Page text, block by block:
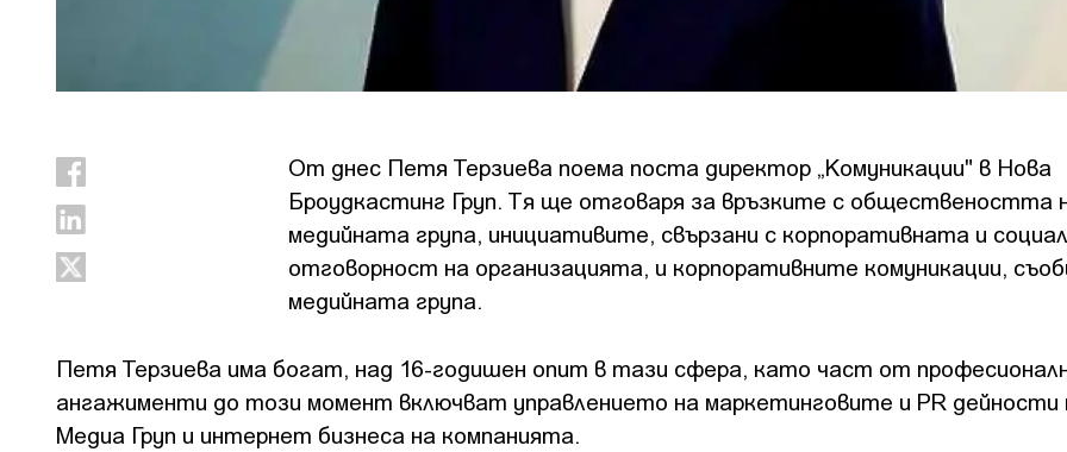
От днес Петя Терзиева поема поста директор „Комуникации" в Нова
Броудкастинг Груп. Tя ще отговаря за връзките с обществеността
медийната група, инициативите, свързани с корпоративната и
отговорност на организацията, и корпоративните комуникации,
медийната група.
Петя Терзиева има богат, над 16-годишен опит в тази сфера, като част от
ангажименти до този момент включват управлението на маркетинговите и PR дейности
Медиа Груп и интернет бизнеса на компанията.